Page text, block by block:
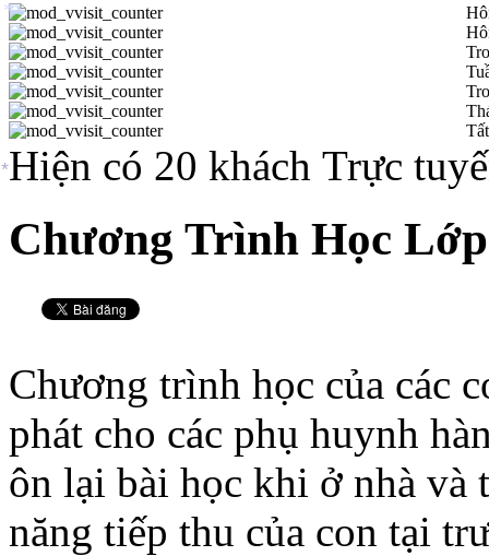
Hiện có 20 khách Trực
Chương Trình Học Lớp
Chương trình học của các
phát cho các phụ huynh
ôn lại bài học khi ở nhà và
năng tiếp thu của con tại
*
*